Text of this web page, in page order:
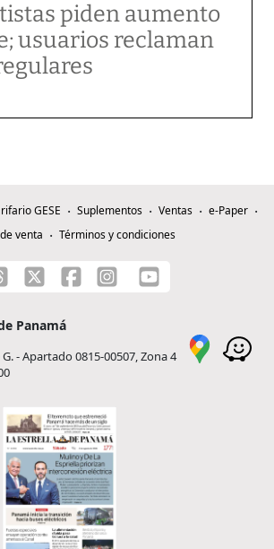
piden aumento
usuarios reclaman
GESE Suplementos Ventas
e-Paper
venta
Términos y condiciones
Panamá
- Apartado 0815-00507, Zona 4